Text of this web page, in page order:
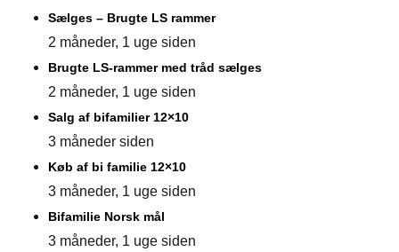
Sælges – Brugte LS rammer
2 måneder, 1 uge siden
Brugte LS-rammer med tråd sælges
2 måneder, 1 uge siden
Salg af bifamilier 12×10
3 måneder siden
Køb af bi familie 12×10
3 måneder, 1 uge siden
Bifamilie Norsk mål
3 måneder, 1 uge siden